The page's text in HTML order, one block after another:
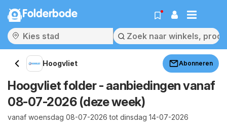
Folderbode
Hoogvliet Abonneren
Hoogvliet folder - aanbiedingen vanaf
08-07-2026 (deze week)
vanaf woensdag 08-07-2026 tot dinsdag 14-07-2026